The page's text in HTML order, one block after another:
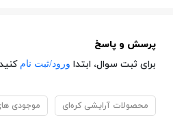
پرسش و پاسخ
برای ثبت سوال، ابتدا ورود/ثبت نام
محصولات آرایشی کره‌ای موجودی